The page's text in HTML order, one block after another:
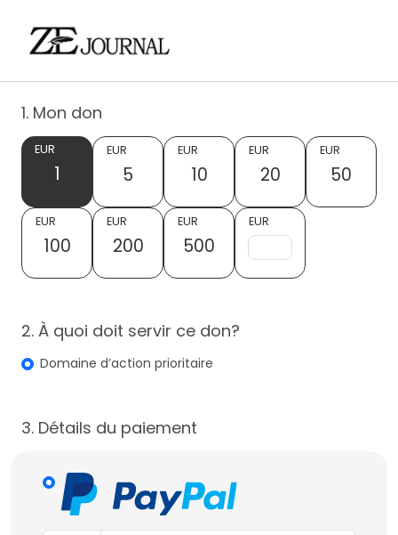
1. Mon don
EUR
1
EUR
5
EUR
10
EUR
20
EUR
50
EUR
100
EUR
200
EUR
500
EUR
2. À quoi doit servir ce don?
Domaine d’action prioritaire
3. Détails du paiement